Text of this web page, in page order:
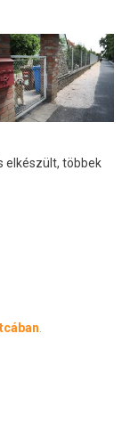
elkészült, többek